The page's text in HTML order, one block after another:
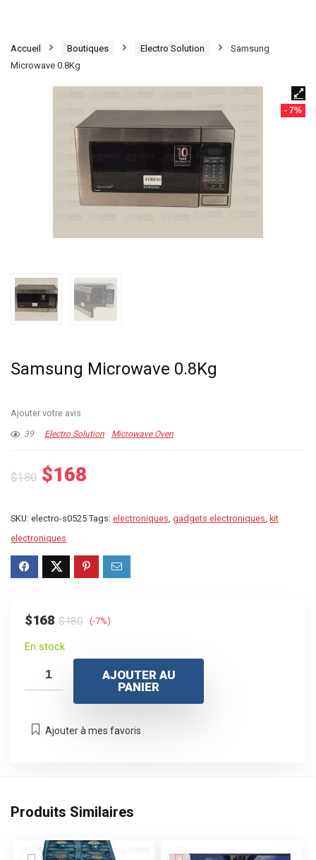
Accueil Boutiques Electro Solution
Samsung
Microwave 0.8Kg
- 7%
Samsung Microwave 0.8Kg
Ajouter votre avis
39 Electro Solution Microwave Oven
$180 Le
initial
était :
$180.
$168
actuel
$168.
SKU: electro-s0525 Tags: electroniques, gadgets electroniques, kit
electroniques
$180Le
initial
était :
$168
Le
actuel
est :
(-7%)
En stock
AJOUTER AU
PANIER
Ajouter à mes favoris
Produits Similaires